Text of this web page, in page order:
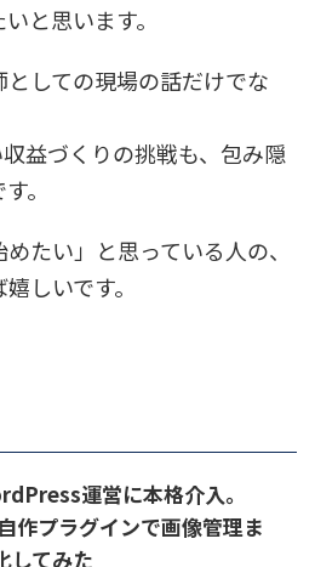
と思います。
しての現場の話だけでな
益づくりの挑戦も、包み隠
。
たい」と思っている人の、
しいです。
運営に本格介入。
作プラグインで画像管理ま
してみた